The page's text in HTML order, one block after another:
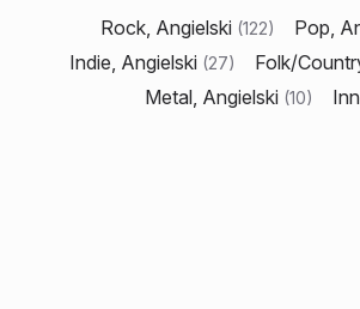
Rock, Angielski (122) Pop,
Indie, Angielski (27) Folk/
Metal, Angielski (10)